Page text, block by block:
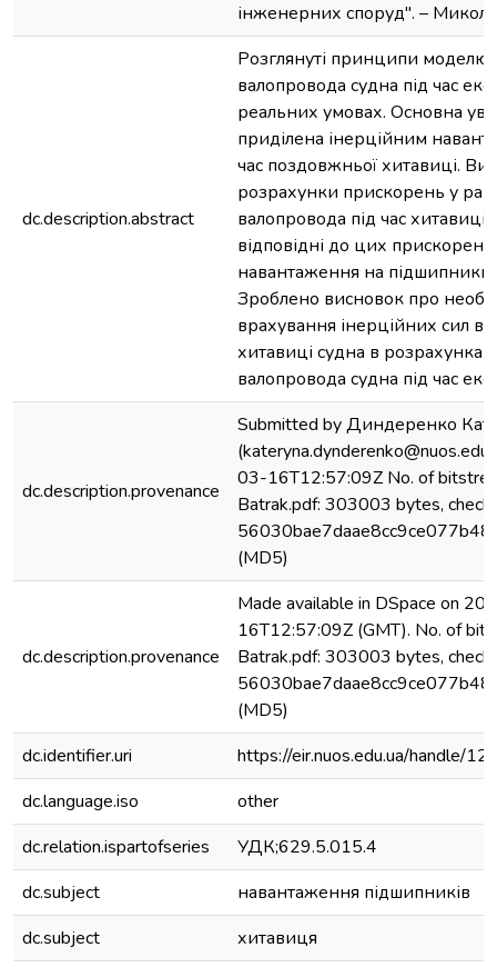
інженерних споруд". –
dc.description.abstract
Розглянуті принципи
валопровода судна під час
реальних умовах. Основна
приділена інерційним
час поздовжньої хитавиці.
розрахунки прискорень у
валопровода під час
відповідні до цих прискорень
навантаження на підшипники
Зроблено висновок про
врахування інерційних сил
хитавиці судна в розрахунках
валопровода судна під час
dc.description.provenance
Submitted by Диндеренко
03-16T12:57:09Z No. of
Batrak.pdf: 303003 bytes,
(MD5)
dc.description.provenance
Made available in DSpace on
16T12:57:09Z (GMT). No. of
Batrak.pdf: 303003 bytes,
(MD5)
dc.identifier.uri
https://eir.nuos.edu.ua/handle/
dc.language.iso
other
dc.relation.ispartofseries
УДК;629.5.015.4
dc.subject
навантаження підшипників
dc.subject
хитавиця